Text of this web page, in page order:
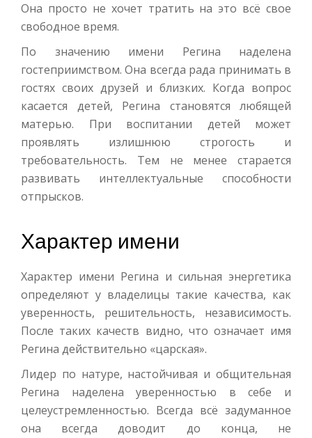
Она просто не хочет тратить на это всё свое
свободное время.
По значению имени Регина наделена
гостеприимством. Она всегда рада принимать в
гостях своих друзей и близких. Когда вопрос
касается детей, Регина становятся любящей
матерью. При воспитании детей может
проявлять излишнюю строгость и
требовательность. Тем не менее старается
развивать интеллектуальные способности
отпрысков.
Характер имени
Характер имени Регина и сильная энергетика
определяют у владелицы такие качества, как
уверенность, решительность, независимость.
После таких качеств видно, что означает имя
Регина действительно «царская».
Лидер по натуре, настойчивая и общительная
Регина наделена уверенностью в себе и
целеустремленностью. Всегда всё задуманное
она всегда доводит до конца, не